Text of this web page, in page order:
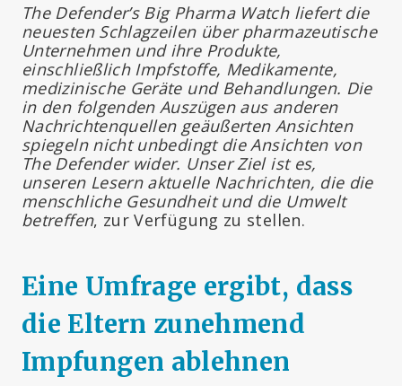
The Defender’s Big Pharma Watch liefert die
neuesten Schlagzeilen über pharmazeutische
Unternehmen und ihre Produkte,
einschließlich Impfstoffe, Medikamente,
medizinische Geräte und Behandlungen. Die
in den folgenden Auszügen aus anderen
Nachrichtenquellen geäußerten Ansichten
spiegeln nicht unbedingt die Ansichten von
The Defender wider. Unser Ziel ist es,
unseren Lesern aktuelle Nachrichten, die die
menschliche Gesundheit und die Umwelt
betreffen, zur Verfügung zu stellen.
Eine Umfrage ergibt, dass
die Eltern zunehmend
Impfungen ablehnen